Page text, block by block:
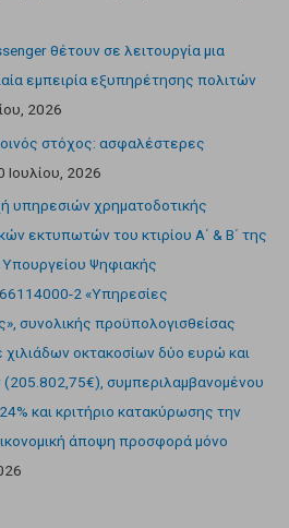
θέτουν σε λειτουργία μια
εμπειρία εξυπηρέτησης πολιτών
2026
στόχος: ασφαλέστερες
Ιουλίου, 2026
υπηρεσιών χρηματοδοτικής
εκτυπωτών του κτιρίου Α΄ & Β΄ της
Ψηφιακής
2 «Υπηρεσίες
συνολικής προϋπολογισθείσας
οκτακοσίων δύο ευρώ και
συμπεριλαμβανομένου
και κριτήριο κατακύρωσης την
άποψη προσφορά μόνο